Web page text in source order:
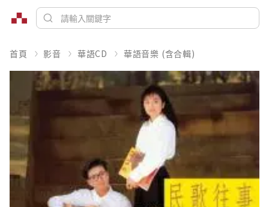
首頁 影音 華語CD 華語音樂 (含合輯)